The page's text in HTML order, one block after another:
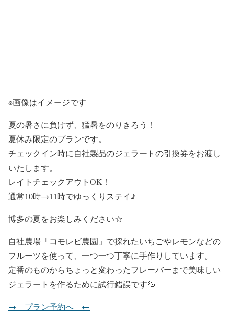
※画像はイメージです
夏の暑さに負けず、猛暑をのりきろう！
夏休み限定のプランです。
チェックイン時に自社製品のジェラートの引換券をお渡し
いたします。
レイトチェックアウトOK！
通常10時→11時でゆっくりステイ♪
博多の夏をお楽しみください☆
自社農場「コモレビ農園」で採れたいちごやレモンなどの
フルーツを使って、一つ一つ丁寧に手作りしています。
定番のものからちょっと変わったフレーバーまで美味しい
ジェラートを作るために試行錯誤です💦
→ プラン予約へ ←